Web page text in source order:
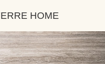
HOME